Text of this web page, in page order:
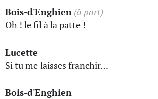
Bois-d'Enghien (à part)
Oh ! le fil à la patte !
Lucette
Si tu me laisses franchir…
Bois-d'Enghien